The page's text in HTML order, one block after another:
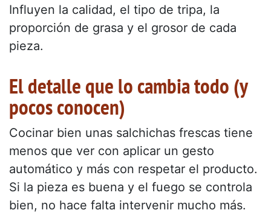
Influyen la calidad, el tipo de tripa, la
proporción de grasa y el grosor de cada
pieza.
El detalle que lo cambia todo (y
pocos conocen)
Cocinar bien unas salchichas frescas tiene
menos que ver con aplicar un gesto
automático y más con respetar el producto.
Si la pieza es buena y el fuego se controla
bien, no hace falta intervenir mucho más.